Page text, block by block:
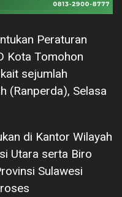
Peraturan
Kota Tomohon
sejumlah
(Ranperda), Selasa
di Kantor Wilayah
Utara serta Biro
Sulawesi